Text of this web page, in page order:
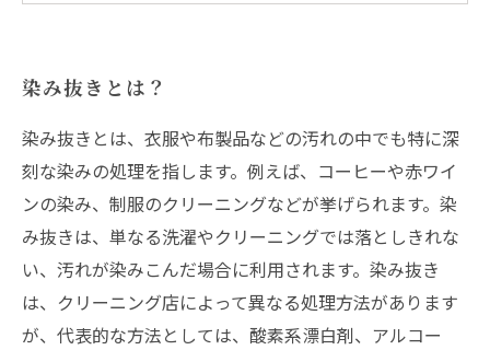
染み抜きとは？
染み抜きとは、衣服や布製品などの汚れの中でも特に深
刻な染みの処理を指します。例えば、コーヒーや赤ワイ
ンの染み、制服のクリーニングなどが挙げられます。染
み抜きは、単なる洗濯やクリーニングでは落としきれな
い、汚れが染みこんだ場合に利用されます。染み抜き
は、クリーニング店によって異なる処理方法があります
が、代表的な方法としては、酸素系漂白剤、アルコー